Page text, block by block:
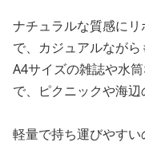
ナチュラルな質感に
で、カジュアルながら
A4サイズの雑誌や水
で、ピクニックや海辺
軽量で持ち運びやすい